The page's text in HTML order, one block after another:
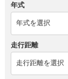
年式
走行距離